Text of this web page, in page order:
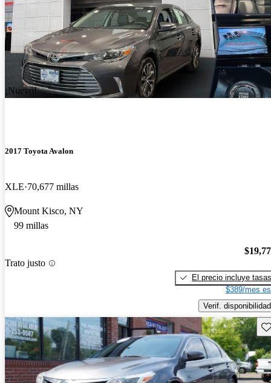
¡Nuevo!
2017 Toyota Avalon
XLE 70,677 millas
Mount Kisco, NY
99 millas
Trato justo
El precio incluye tasas
$389/mes
Verif. disponibilidad